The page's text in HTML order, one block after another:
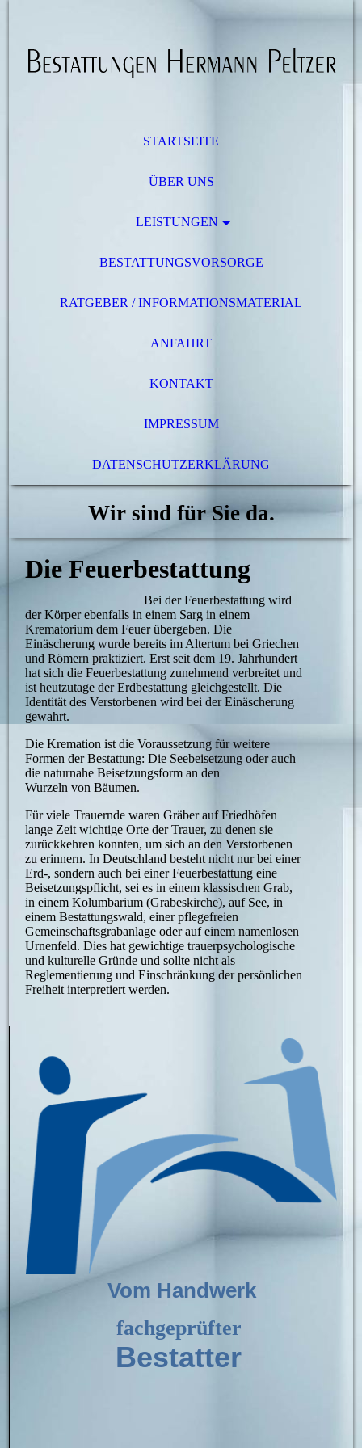
STARTSEITE
ÜBER UNS
LEISTUNGEN
BESTATTUNGSVORSORGE
RATGEBER / INFORMATIONSMATERIAL
ANFAHRT
KONTAKT
IMPRESSUM
DATENSCHUTZERKLÄRUNG
Wir sind für Sie da.
Die Feuerbestattung
Bei der Feuerbestattung wird
der Körper ebenfalls in einem Sarg in einem
Krematorium dem Feuer übergeben. Die
Einäscherung wurde bereits im Altertum bei Griechen
und Römern praktiziert. Erst seit dem 19. Jahrhundert
hat sich die Feuerbestattung zunehmend verbreitet und
ist heutzutage der Erdbestattung gleichgestellt. Die
Identität des Verstorbenen wird bei der Einäscherung
gewahrt.
Die Kremation ist die Voraussetzung für weitere
Formen der Bestattung: Die Seebeisetzung oder auch
die naturnahe Beisetzungsform an den
Wurzeln von Bäumen.
Für viele Trauernde waren Gräber auf Friedhöfen
lange Zeit wichtige Orte der Trauer, zu denen sie
zurückkehren konnten, um sich an den Verstorbenen
zu erinnern. In Deutschland besteht nicht nur bei einer
Erd-, sondern auch bei einer Feuerbestattung eine
Beisetzungspflicht, sei es in einem klassischen Grab,
in einem Kolumbarium (Grabeskirche), auf See, in
einem Bestattungswald, einer pflegefreien
Gemeinschaftsgrabanlage oder auf einem namenlosen
Urnenfeld. Dies hat gewichtige trauerpsychologische
und kulturelle Gründe und sollte nicht als
Reglementierung und Einschränkung der persönlichen
Freiheit interpretiert werden.
Vom Handwerk
fachgeprüfter
Bestatter